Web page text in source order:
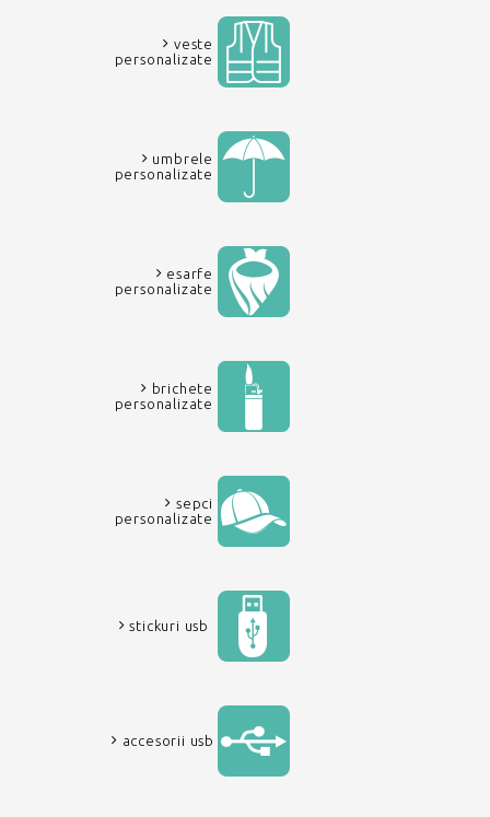
veste
personalizate
umbrele
personalizate
esarfe
personalizate
brichete
personalizate
sepci
personalizate
stickuri usb
accesorii usb